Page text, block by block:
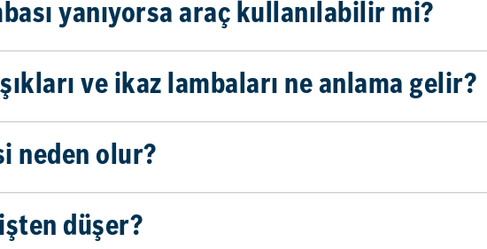
yanıyorsa araç kullanılabilir mi?
ve ikaz lambaları ne anlama gelir?
neden olur?
düşer?